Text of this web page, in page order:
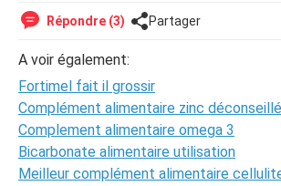
Répondre (3) Partager
A voir également:
Fortimel fait il grossir
Complément alimentaire zinc déconseillé
Complement alimentaire omega 3
Bicarbonate alimentaire utilisation
Meilleur complément alimentaire